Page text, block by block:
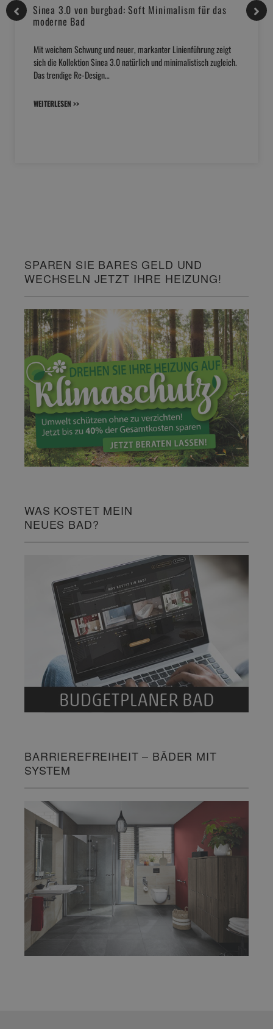
Sinea 3.0 von burgbad: Soft Minimalism für das
moderne Bad
Mit weichem Schwung und neuer, markanter Linienführung zeigt
sich die Kollektion Sinea 3.0 natürlich und minimalistisch zugleich.
Das trendige Re-Design…
WEITERLESEN >>
SPAREN SIE BARES GELD UND
WECHSELN JETZT IHRE HEIZUNG!
WAS KOSTET MEIN
NEUES BAD?
BARRIEREFREIHEIT – BÄDER MIT
SYSTEM